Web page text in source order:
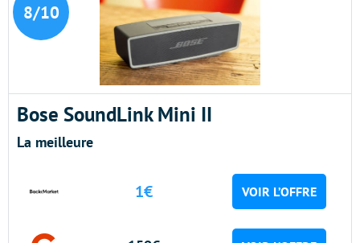
8/10
Bose SoundLink Mini II
La meilleure
1€ VOIR L’OFFRE